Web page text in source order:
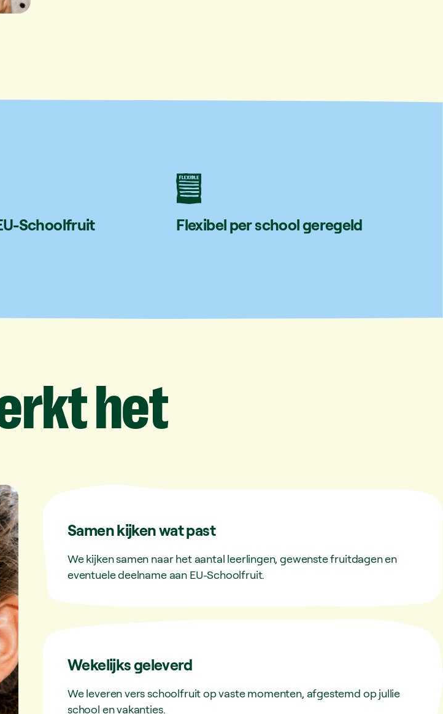
Schoolfruit Flexibel per school geregeld
het
Samen kijken wat past
We kijken samen naar het aantal leerlingen, gewenste fruitdagen en
eventuele deelname aan EU-Schoolfruit.
Wekelijks geleverd
We leveren vers schoolfruit op vaste momenten, afgestemd op jullie
school en vakanties.